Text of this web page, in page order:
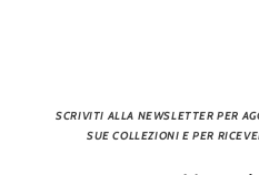
SCRIVITI ALLA NEWSLETTER PER
SUE COLLEZIONI E PER